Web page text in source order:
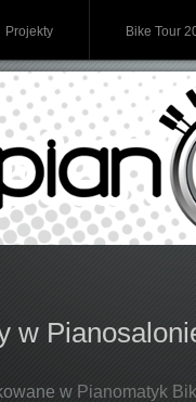
Projekty Bike Tour
w
w Pianomatyk